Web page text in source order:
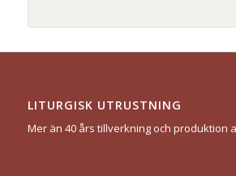
LITURGISK UTRUSTNING
Mer än 40 års tillverkning och produktion